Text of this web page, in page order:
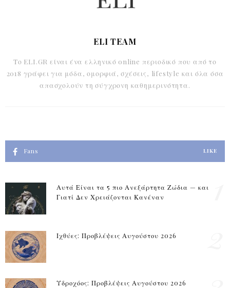
ELI TEAM
Το ELI.GR είναι ένα ελληνικό online περιοδικό που από το
2018 γράφει για μόδα, ομορφιά, σχέσεις, lifestyle και όλα όσα
απασχολούν τη σύγχρονη καθημερινότητα.
Fans LIKE
Αυτά Είναι τα 5 πιο Ανεξάρτητα Ζώδια — και
Γιατί Δεν Χρειάζονται Κανέναν
Ιχθύες: Προβλέψεις Αυγούστου 2026
Υδροχόος: Προβλέψεις Αυγούστου 2026